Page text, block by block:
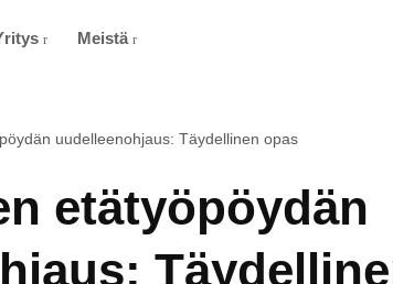
Meistä
uudelleenohjaus: Täydellinen opas
etätyöpöydän